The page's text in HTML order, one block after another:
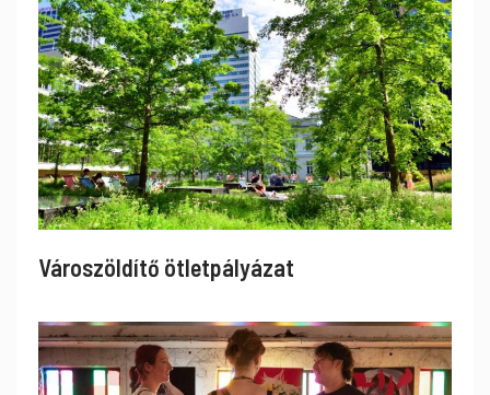
Városzöldítő ötletpályázat